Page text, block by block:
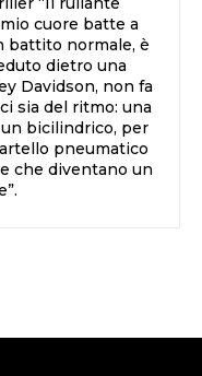
cuore batte a
battito normale, è
dietro una
Davidson, non fa
sia del ritmo: una
bicilindrico, per
pneumatico
che diventano un